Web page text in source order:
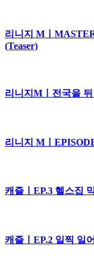
리니지 Mㅣ
(Teaser)
리니지Mㅣ전국을
리니지 Mㅣ
캐즐ㅣEP.3 헬스집
캐즐ㅣEP.2 일찍 일